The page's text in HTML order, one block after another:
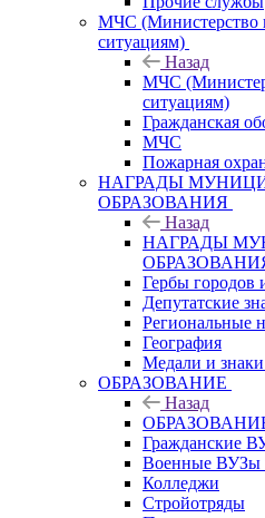
МЧС (Министерство
ситуациям)
Назад
МЧС
ситуациям)
Гражданская
МЧС
Пожарная
НАГРАДЫ
ОБРАЗОВАНИЯ
Назад
НАГРАДЫ
Гербы городов
Депутатские
Региональные
География
Медали и
ОБРАЗОВАНИЕ
Назад
Гражданские
Военные ВУЗы
Колледжи
Стройотряды